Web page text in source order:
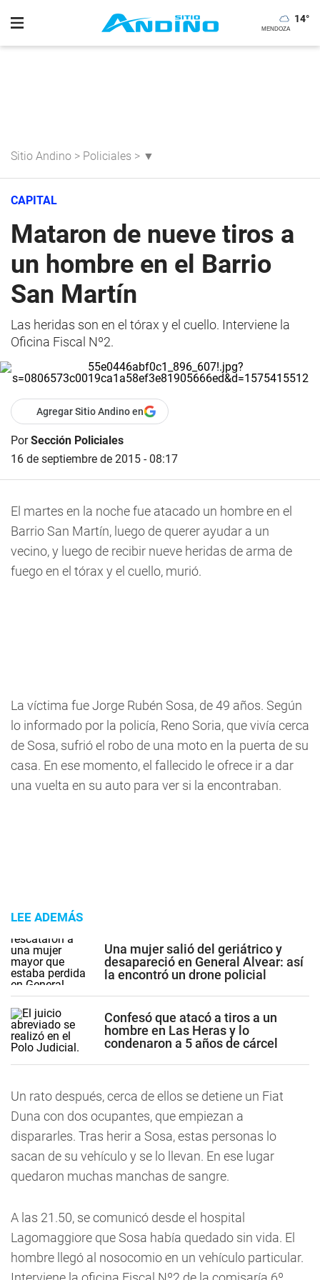
14°
Sitio Andino > Policiales > ▼
CAPITAL
Mataron de nueve tiros a
un hombre en el Barrio
San Martín
Las heridas son en el tórax y el cuello. Interviene la
Oficina Fiscal Nº2.
Agregar Sitio Andino en
PorSección Policiales
16 de septiembre de 2015 - 08:17
El martes en la noche fue atacado un hombre en el
Barrio San Martín, luego de querer ayudar a un
vecino, y luego de recibir nueve heridas de arma de
fuego en el tórax y el cuello, murió.
La víctima fue Jorge Rubén Sosa, de 49 años. Según
lo informado por la policía, Reno Soria, que vivía cerca
de Sosa, sufrió el robo de una moto en la puerta de su
casa. En ese momento, el fallecido le ofrece ir a dar
una vuelta en su auto para ver si la encontraban.
LEE ADEMÁS
Una mujer salió del geriátrico y
desapareció en General Alvear: así
la encontró un drone policial
Confesó que atacó a tiros a un
hombre en Las Heras y lo
condenaron a 5 años de cárcel
Un rato después, cerca de ellos se detiene un Fiat
Duna con dos ocupantes, que empiezan a
dispararles. Tras herir a Sosa, estas personas lo
sacan de su vehículo y se lo llevan. En ese lugar
quedaron muchas manchas de sangre.
A las 21.50, se comunicó desde el hospital
Lagomaggiore que Sosa había quedado sin vida. El
hombre llegó al nosocomio en un vehículo particular.